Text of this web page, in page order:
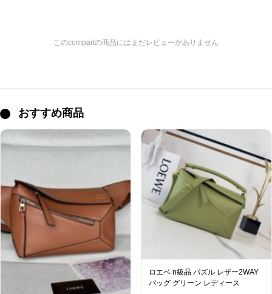
このcompartの商品にはまだレビューがありません
おすすめ商品
ロエベ n級品 パズル レザー2WAY
バッグ グリーン レディース